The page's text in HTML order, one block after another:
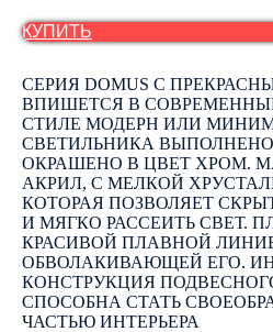
КУПИТЬ
СЕРИЯ DOMUS С
ВПИШЕТСЯ В
СТИЛЕ МОДЕРН ИЛИ
СВЕТИЛЬНИКА
ОКРАШЕНО В ЦВЕТ ХРОМ.
АКРИЛ, С МЕЛКОЙ
КОТОРАЯ ПОЗВОЛЯЕТ
И МЯГКО РАССЕИТЬ СВЕТ.
КРАСИВОЙ ПЛАВНОЙ
ОБВОЛАКИВАЮЩЕЙ ЕГО.
КОНСТРУКЦИЯ
СПОСОБНА СТАТЬ
ЧАСТЬЮ ИНТЕРЬЕРА